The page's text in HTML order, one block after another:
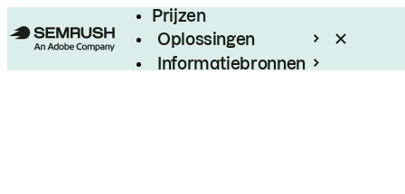
Prijzen
Oplossingen
Informatiebronnen